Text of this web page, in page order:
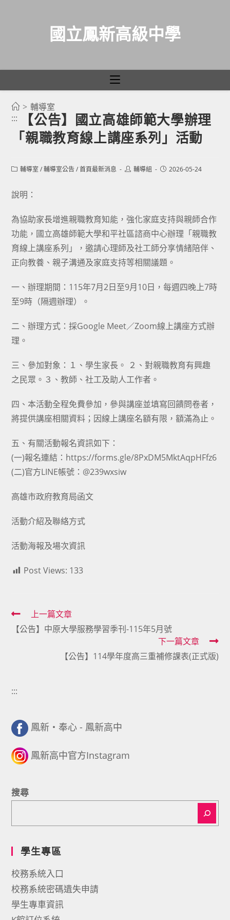
國立鳳新高級中學
> 輔導室
:::
【公告】國立高雄師範大學辦理
「親職教育線上講座系列」活動
Post輔導室 / 輔導室公告 / 首頁最新消息
Post輔導組
Post2026-05-24
說明：
為協助家長增進親職教育知能，強化家庭支持與親師合作
功能，國立高雄師範大學和平社區諮商中心辦理「親職教
育線上講座系列」，邀請心理師及社工師分享情緒陪伴、
正向教養、親子溝通及家庭支持等相關議題。
一、辦理期間：115年7月2日至9月10日，每週四晚上7時
至9時（隔週辦理）。
二、辦理方式：採Google Meet／Zoom線上講座方式辦
理。
三、參加對象：１、學生家長。 ２、對親職教育有興趣
之民眾。３、教師、社工及助人工作者。
四、本活動全程免費參加，參與講座並填寫回饋問卷者，
將提供講座相關資料；因線上講座名額有限，額滿為止。
五、有關活動報名資訊如下：
(一)報名連結：https://forms.gle/8PxDM5MktAqpHFfz6
(二)官方LINE帳號：@239wxsiw
高雄市政府教育局函文
活動介紹及聯絡方式
活動海報及場次資訊
Post Views: 133
Read
more
上一篇文章
【公告】中原大學服務學習季刊-115年5月號
下一篇文章
【公告】114學年度高三重補修課表(正式版)
:::
鳳新・奉心 - 鳳新高中
鳳新高中官方Instagram
搜尋
學生專區
校務系統入口
校務系統密碼遺失申請
學生專車資訊